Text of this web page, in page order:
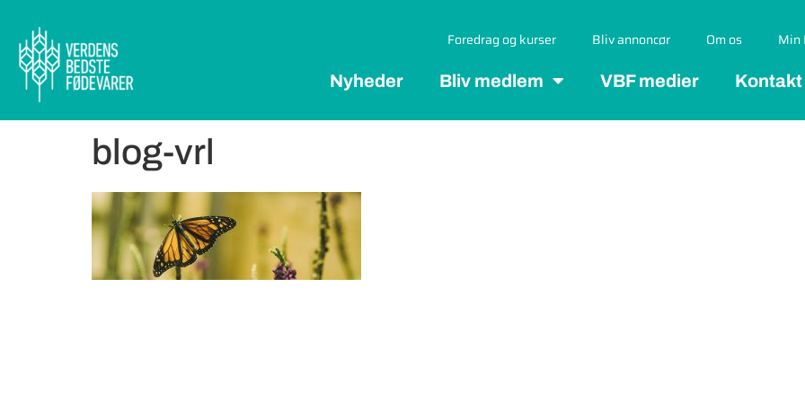
Foredrag og kurser Bliv annoncør Om os Min
Nyheder Bliv medlem VBF medier Kontakt
blog-vrl